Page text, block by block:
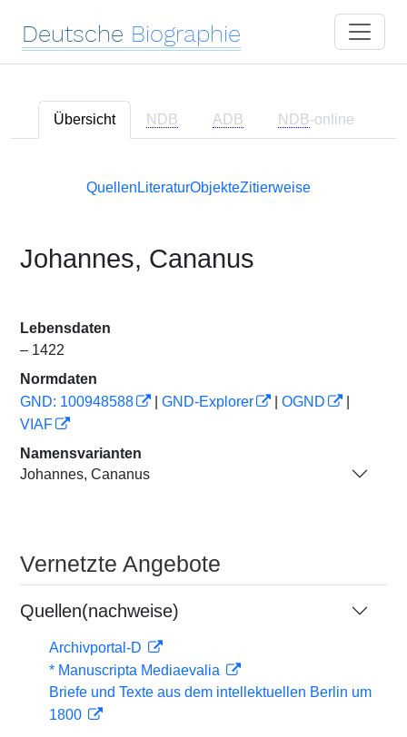
Deutsche Biographie
Übersicht NDB ADB NDB-online
Quellen LiteraturObjekteZitierweise
Johannes, Cananus
Lebensdaten
– 1422
Normdaten
GND: 100948588
GND-Explorer OGND
VIAF
Namensvarianten
Johannes, Cananus
Vernetzte Angebote
Quellen(nachweise)
Archivportal-D
* Manuscripta Mediaevalia
Briefe und Texte aus dem intellektuellen Berlin um
1800